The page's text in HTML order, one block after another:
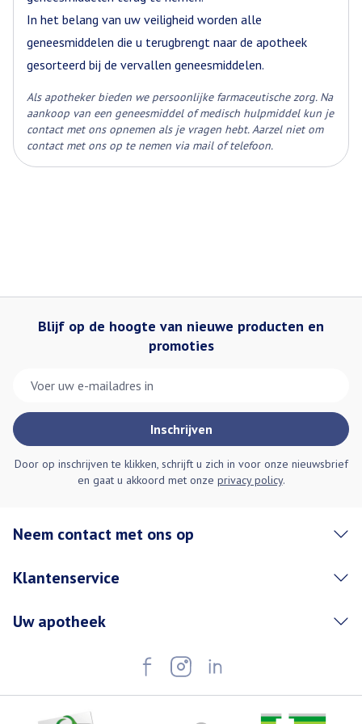
middel niet gebruiken" Vertel uw arts voor u de
tabletten inneemt, of u één van de volgende
gezondheidsproblemen heeft:
Actieve
Ingrediënten
hydrochloorthiazide, olmesartan
medoxomil
In het belang van uw veiligheid worden alle
geneesmiddelen die u terugbrengt naar de apotheek
gesorteerd bij de vervallen geneesmiddelen.
Als apotheker bieden we persoonlijke farmaceutische zorg. Na
aankoop van een geneesmiddel of medisch hulpmiddel kun je
contact met ons opnemen als je vragen hebt. Aarzel niet om
contact met ons op te nemen via mail of telefoon.
Blijf op de hoogte van nieuwe producten en
promoties
Inschrijven
Door op inschrijven te klikken, schrijft u zich in voor onze nieuwsbrief
en gaat u akkoord met onze privacy policy.
Neem contact met ons op
Klantenservice
Uw apotheek